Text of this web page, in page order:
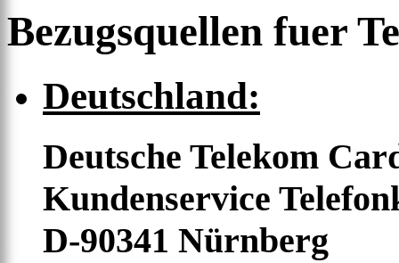
Bezugsquellen fuer
Deutschland:
Deutsche Telekom
Kundenservice
D-90341 Nürnberg